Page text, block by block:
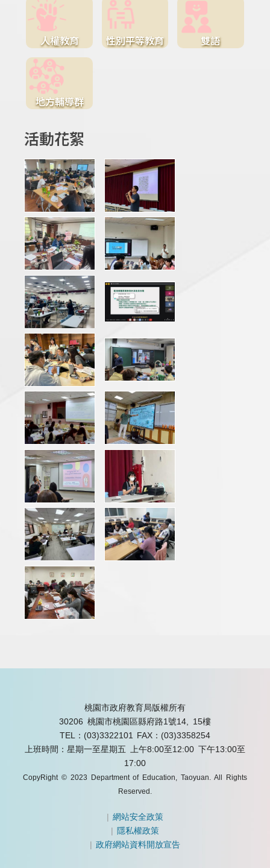
人權教育 性別平等教育 雙語
地方輔導群
活動花絮
桃園市政府教育局版權所有
30206 桃園市桃園區縣府路1號14, 15樓
TEL：(03)3322101
FAX：(03)3358254
上班時間：星期一至星期五 上午8:00至12:00 下午13:00至
17:00
CopyRight © 2023 Department of Education, Taoyuan. All Rights
Reserved.
|網站安全政策
| 隱私權政策
|政府網站資料開放宣告